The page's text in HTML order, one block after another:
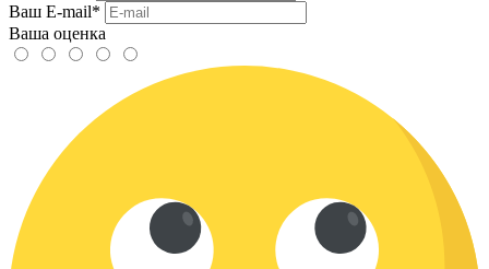
Ваш E-mail*
Ваша оценка